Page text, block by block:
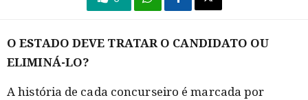
O ESTADO DEVE TRATAR O CANDIDATO OU
ELIMINÁ-LO?
A história de cada concurseiro é marcada por